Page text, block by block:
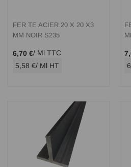
FER TE ACIER 20 X 20 X3
MM NOIR S235
6,70 €/ Ml TTC
5,58 €/ Ml HT